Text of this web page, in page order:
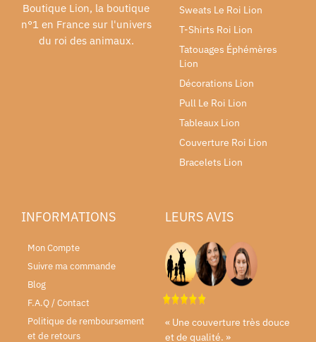
Boutique Lion, la boutique
n°1 en France sur l'univers
du roi des animaux.
Sweats Le Roi Lion
T-Shirts Roi Lion
Tatouages Éphémères
Lion
Décorations Lion
Pull Le Roi Lion
Tableaux Lion
Couverture Roi Lion
Bracelets Lion
INFORMATIONS
Mon Compte
Suivre ma commande
Blog
F.A.Q / Contact
Politique de remboursement
et de retours
LEURS AVIS
« Une couverture très douce
et de qualité. »